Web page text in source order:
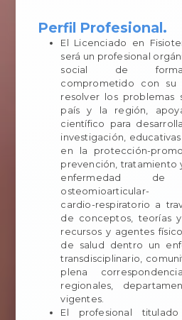
Perfil Profesional.
El Licenciado en
será un profesional
social de
comprometido con su
resolver los problemas
país y la región,
científico para
investigación,
en la protección-
prevención, tratamiento
enfermedad
osteomioarticular-
cardio-respiratorio a
de conceptos, teorías
recursos y agentes
de salud dentro un
transdisciplinario,
plena
regionales,
vigentes.
El profesional